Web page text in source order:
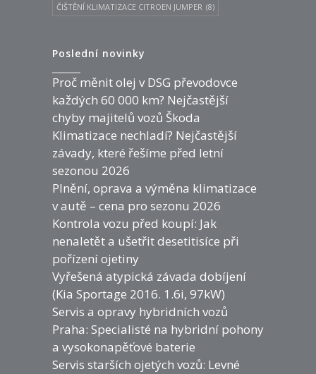
ČIŠTĚNÍ KLIMATIZACE CITROEN JUMPER (8)
Poslední novinky
Proč měnit olej v DSG převodovce
každých 60 000 km? Nejčastější
chyby majitelů vozů Škoda
Klimatizace nechladí? Nejčastější
závady, které řešíme před letní
sezonou 2026
Plnění, oprava a výměna klimatizace
v autě – cena pro sezonu 2026
Kontrola vozu před koupí: Jak
nenaletět a ušetřit desetitisíce při
pořízení ojetiny
Vyřešená atypická závada dobíjení
(Kia Sportage 2016. 1.6i, 97kW)
Servis a opravy hybridních vozů
Praha: Specialisté na hybridní pohony
a vysokonapěťové baterie
Servis starších ojetých vozů: Levné